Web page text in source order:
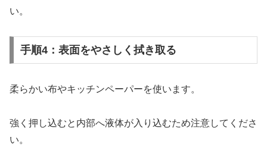
い。
手順4：表面をやさしく拭き取る
柔らかい布やキッチンペーパーを使います。
強く押し込むと内部へ液体が入り込むため注意してくださ
い。